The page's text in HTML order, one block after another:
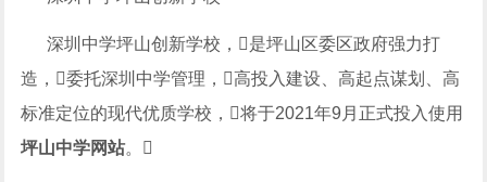
深圳中学坪山创新学校，是坪山区委区政府强力打
造，委托深圳中学管理，高投入建设、高起点谋划、高
标准定位的现代优质学校，将于2021年9月正式投入使用
坪山中学网站。